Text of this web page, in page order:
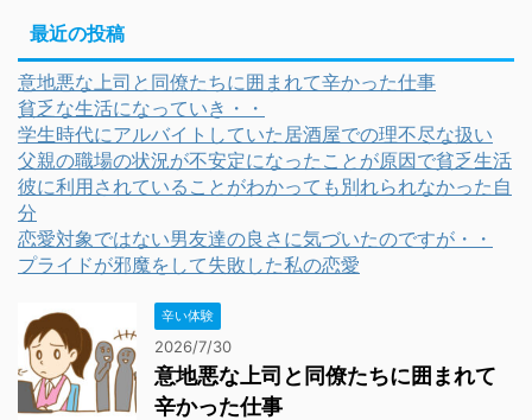
最近の投稿
意地悪な上司と同僚たちに囲まれて辛かった仕事
貧乏な生活になっていき・・
学生時代にアルバイトしていた居酒屋での理不尽な扱い
父親の職場の状況が不安定になったことが原因で貧乏生活
彼に利用されていることがわかっても別れられなかった自
分
恋愛対象ではない男友達の良さに気づいたのですが・・
プライドが邪魔をして失敗した私の恋愛
辛い体験
2026/7/30
意地悪な上司と同僚たちに囲まれて
辛かった仕事